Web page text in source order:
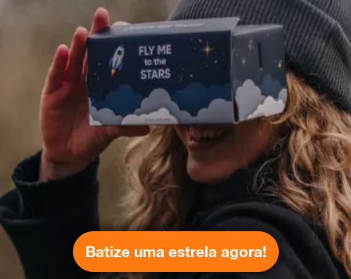
Batize uma estrela agora!